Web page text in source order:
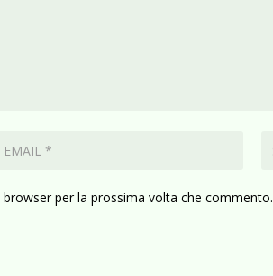
per la prossima volta che commento.